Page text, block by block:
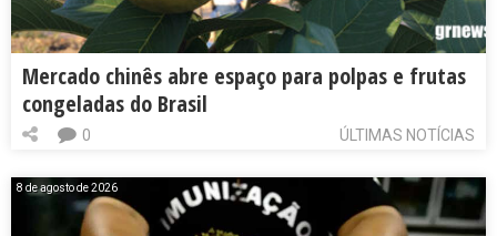
Mercado chinês abre espaço para polpas e frutas
congeladas do Brasil
ÚLTIMAS NOTÍCIAS
0
8 de agosto de 2026